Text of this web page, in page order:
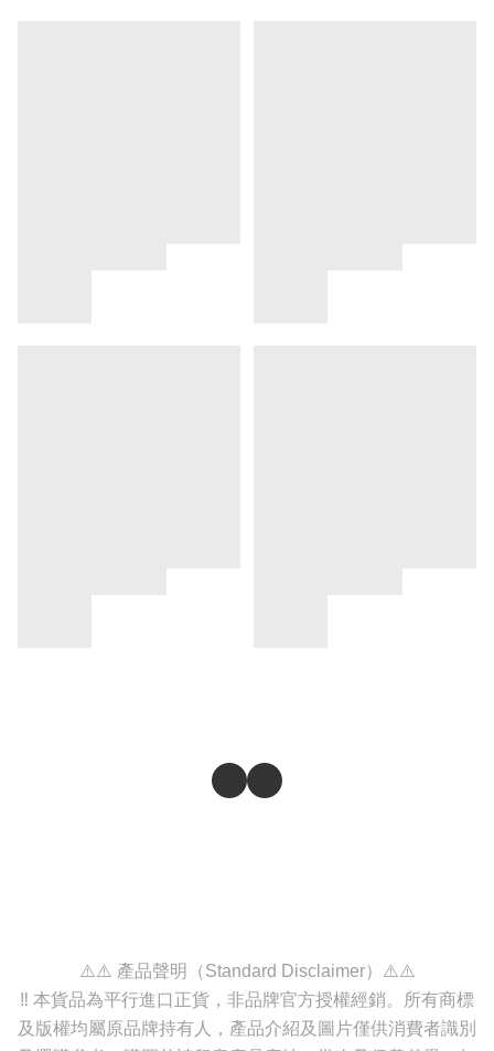
⚠️⚠️ 產品聲明（Standard Disclaimer）⚠️⚠️
‼️ 本貨品為平行進口正貨，非品牌官方授權經銷。所有商標
及版權均屬原品牌持有人，產品介紹及圖片僅供消費者識別